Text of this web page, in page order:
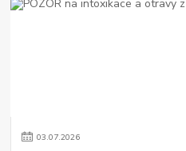
03.07.2026